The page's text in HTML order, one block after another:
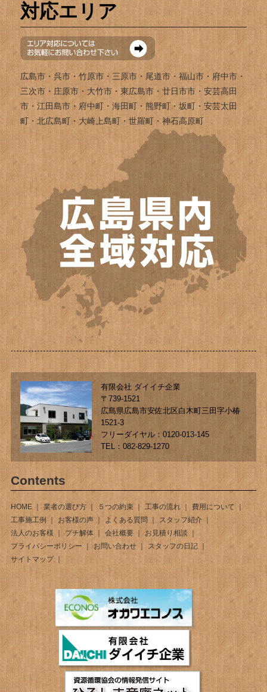
対応エリア
広島市・呉市・竹原市・三原市・尾道市・福山市・府中市・
三次市・庄原市・大竹市・東広島市・廿日市市・安芸高田
市・江田島市・府中町・海田町・熊野町・坂町・安芸太田
町・北広島町・大崎上島町・世羅町・神石高原町
有限会社 ダイイチ企業
〒739-1521
広島県広島市安佐北区白木町三田字小椿
1521-3
フリーダイヤル：0120-013-145
TEL：082-829-1270
Contents
HOME 業者の選び方 ５つの約束 工事の流れ
費用について
工事施工例
お客様の声 よくある質問
スタッフ紹介
法人のお客様
プチ解体 会社概要
お見積り相談
プライバシーポリシー
お問い合わせ
スタッフの日記
サイトマップ